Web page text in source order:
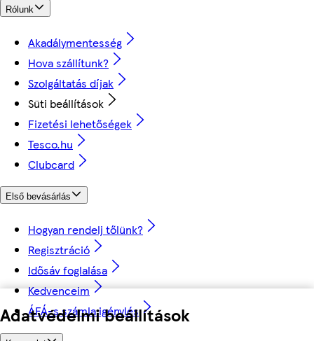
Adatvédelmi beállítások
Rólunk
Akadálymentesség
Hova szállítunk?
Szolgáltatás díjak
Süti beállítások
Fizetési lehetőségek
Tesco.hu
Clubcard
Első bevásárlás
Hogyan rendelj tőlünk?
Regisztráció
Idősáv foglalása
Kedvenceim
ÁFÁ-s számla igénylés